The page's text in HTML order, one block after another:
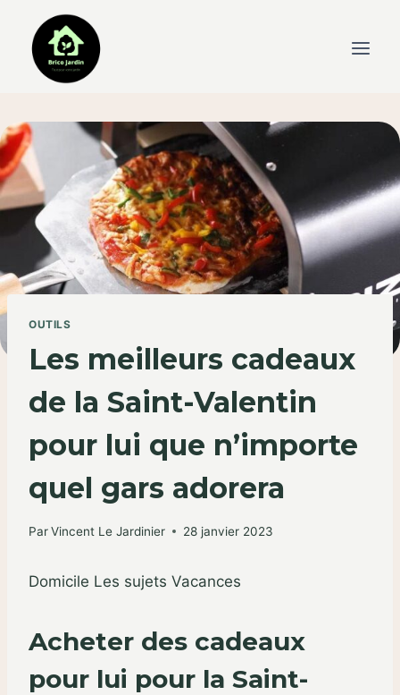
content
OUTILS
Les meilleurs cadeaux
de la Saint-Valentin
pour lui que n’importe
quel gars adorera
ParVincent Le Jardinier 28 janvier 2023
Domicile Les sujets Vacances
Acheter des cadeaux
pour lui pour la Saint-